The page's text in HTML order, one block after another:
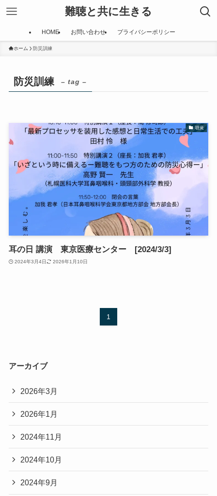
難聴と共に生きる
HOME お問い合わせ プライバシーポリシー
ホーム 防災訓練
防災訓練 – tag –
聴覚
耳の日 講演 東京医療センター [2024/3/3]
2024年3月4日 2026年1月10日
1
アーカイブ
2026年3月
2026年1月
2024年11月
2024年10月
2024年9月